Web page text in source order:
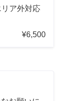
ア外対応
¥6,500